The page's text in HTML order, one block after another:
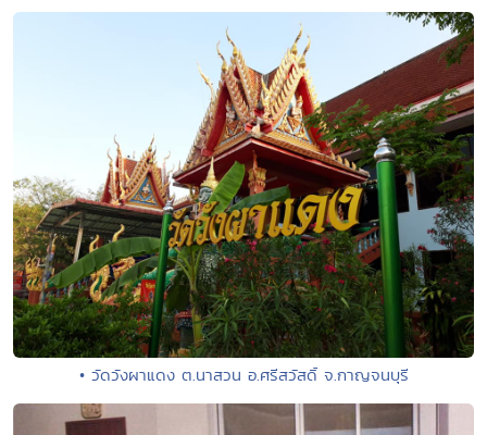
• วัดวังผาแดง ต.นาสวน อ.ศรีสวัสดิ์ จ.กาญจนบุรี